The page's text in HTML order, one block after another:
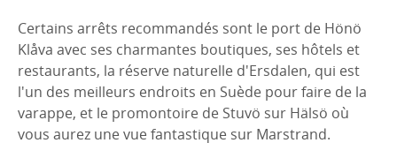
Certains arrêts recommandés sont le port de Hönö
Klåva avec ses charmantes boutiques, ses hôtels et
restaurants, la réserve naturelle d'Ersdalen, qui est
l'un des meilleurs endroits en Suède pour faire de la
varappe, et le promontoire de Stuvö sur Hälsö où
vous aurez une vue fantastique sur Marstrand.